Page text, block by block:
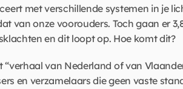
met verschillende systemen in je
van onze voorouders. Toch gaan er
en dit loopt op. Hoe komt dit?
“verhaal van Nederland of van
en verzamelaars die geen vaste